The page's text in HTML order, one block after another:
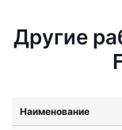
Другие
Наименование